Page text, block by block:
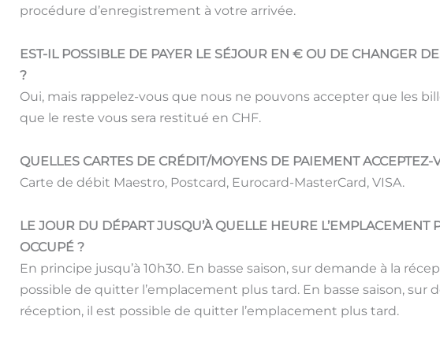
procédure d’enregistrement à votre arrivée.
EST-IL POSSIBLE DE PAYER LE SÉJOUR EN € OU DE CHANGER
?
Oui, mais rappelez-vous que nous ne pouvons accepter que les
que le reste vous sera restitué en CHF.
QUELLES CARTES DE CRÉDIT/MOYENS DE PAIEMENT ACCEPTEZ-
Carte de débit Maestro, Postcard, Eurocard-MasterCard, VISA.
LE JOUR DU DÉPART JUSQU’À QUELLE HEURE L’EMPLACEMENT
OCCUPÉ ?
En principe jusqu’à 10h30. En basse saison, sur demande à la
possible de quitter l’emplacement plus tard. En basse saison, sur
réception, il est possible de quitter l’emplacement plus tard.